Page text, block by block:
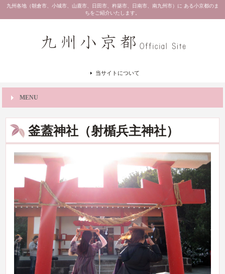
九州各地（朝倉市、小城市、山鹿市、日田市、杵築市、日南市、南九州市）に ある小京都のま
ちをご紹介いたします。
当サイトについて
MENU
釜蓋神社（射楯兵主神社）